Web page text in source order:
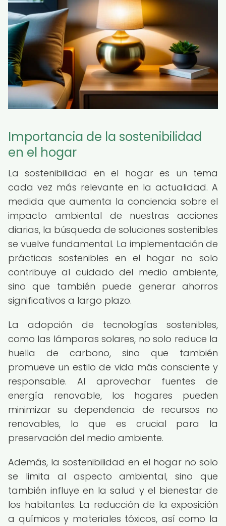
Importancia de la sostenibilidad
en el hogar
La sostenibilidad en el hogar es un tema
cada vez más relevante en la actualidad. A
medida que aumenta la conciencia sobre el
impacto ambiental de nuestras acciones
diarias, la búsqueda de soluciones sostenibles
se vuelve fundamental. La implementación de
prácticas sostenibles en el hogar no solo
contribuye al cuidado del medio ambiente,
sino que también puede generar ahorros
significativos a largo plazo.
La adopción de tecnologías sostenibles,
como las lámparas solares, no solo reduce la
huella de carbono, sino que también
promueve un estilo de vida más consciente y
responsable. Al aprovechar fuentes de
energía renovable, los hogares pueden
minimizar su dependencia de recursos no
renovables, lo que es crucial para la
preservación del medio ambiente.
Además, la sostenibilidad en el hogar no solo
se limita al aspecto ambiental, sino que
también influye en la salud y el bienestar de
los habitantes. La reducción de la exposición
a químicos y materiales tóxicos, así como la